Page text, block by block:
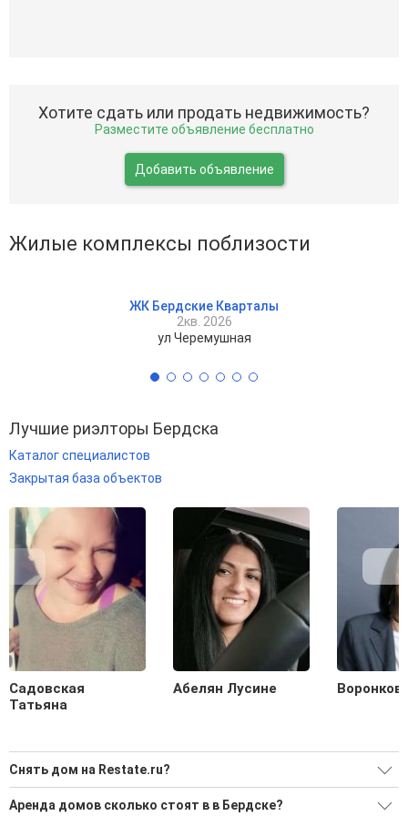
Хотите сдать или продать недвижимость?
Разместите объявление бесплатно
Добавить объявление
Жилые комплексы поблизости
ЖК Бердские Кварталы
2кв. 2026
ул Черемушная
Лучшие риэлторы Бердска
Каталог специалистов
Закрытая база объектов
Садовская
Татьяна
Абелян Лусине
Снять дом на Restate.ru?
Аренда домов сколько стоят в в Бердске?